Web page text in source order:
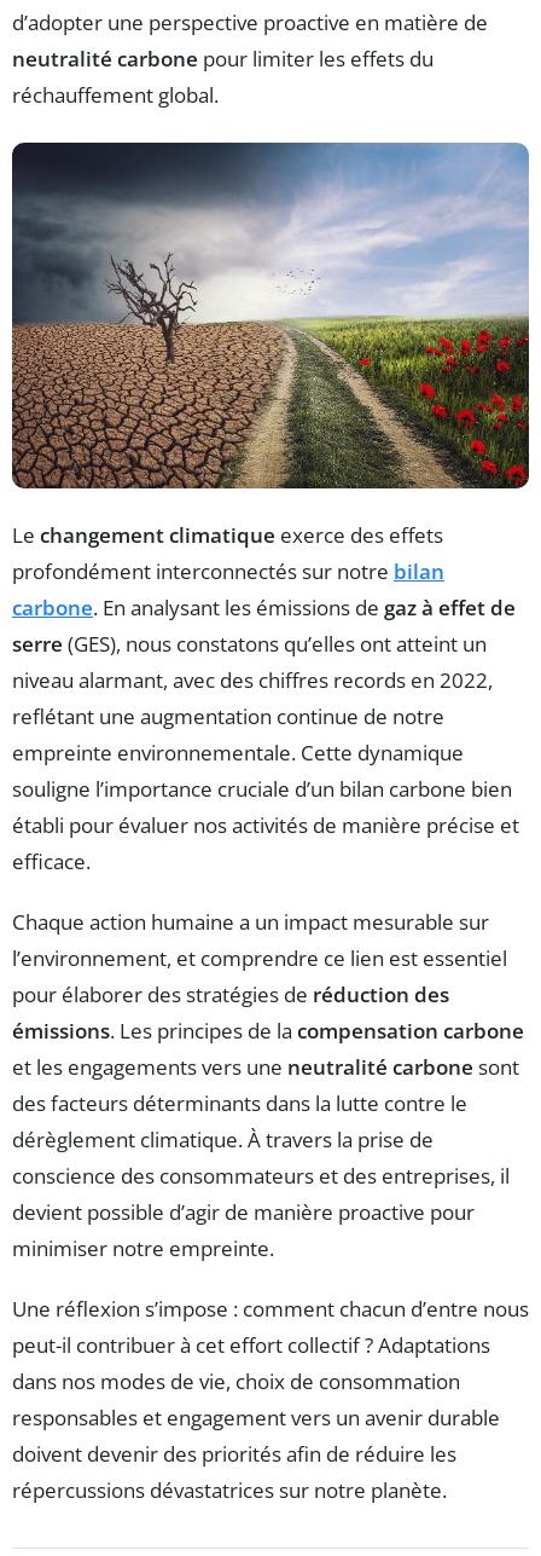
d’adopter une perspective proactive en matière de
neutralité carbone pour limiter les effets du
réchauffement global.
Le changement climatique exerce des effets
profondément interconnectés sur notre bilan
carbone. En analysant les émissions de gaz à effet de
serre (GES), nous constatons qu’elles ont atteint un
niveau alarmant, avec des chiffres records en 2022,
reflétant une augmentation continue de notre
empreinte environnementale. Cette dynamique
souligne l’importance cruciale d’un bilan carbone bien
établi pour évaluer nos activités de manière précise et
efficace.
Chaque action humaine a un impact mesurable sur
l’environnement, et comprendre ce lien est essentiel
pour élaborer des stratégies de réduction des
émissions. Les principes de la compensation carbone
et les engagements vers une neutralité carbone sont
des facteurs déterminants dans la lutte contre le
dérèglement climatique. À travers la prise de
conscience des consommateurs et des entreprises, il
devient possible d’agir de manière proactive pour
minimiser notre empreinte.
Une réflexion s’impose : comment chacun d’entre nous
peut-il contribuer à cet effort collectif ? Adaptations
dans nos modes de vie, choix de consommation
responsables et engagement vers un avenir durable
doivent devenir des priorités afin de réduire les
répercussions dévastatrices sur notre planète.